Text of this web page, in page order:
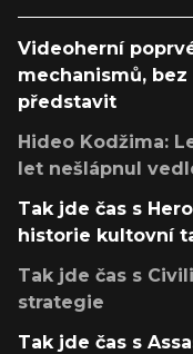
Videoherní
mechanismů,
představit
Hideo Kodžima:
let nešlápnul
Tak jde čas s
historie kultovní
Tak jde čas s
strategie
Tak jde čas s